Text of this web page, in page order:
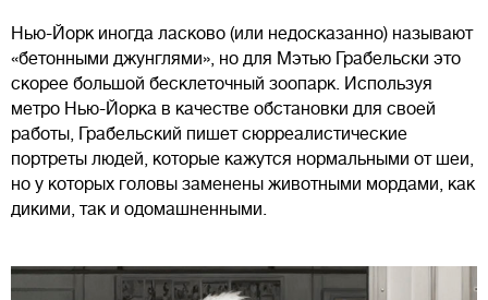
Нью-Йорк иногда ласково (или недосказанно) называют
«бетонными джунглями», но для Мэтью Грабельски это
скорее большой бесклеточный зоопарк. Используя
метро Нью-Йорка в качестве обстановки для своей
работы, Грабельский пишет сюрреалистические
портреты людей, которые кажутся нормальными от шеи,
но у которых головы заменены животными мордами, как
дикими, так и одомашненными.